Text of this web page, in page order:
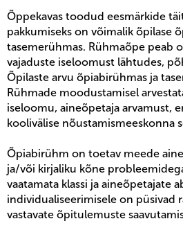
Õppekavas toodud eesmärkide
pakkumiseks on võimalik õpilase
tasemerühmas. Rühmaõpe peab
vajaduste iseloomust lähtudes,
Õpilaste arvu õpiabirühmas ja
Rühmade moodustamisel
iseloomu, aineõpetaja arvamust,
koolivälise nõustamismeeskonna
Õpiabirühm on toetav meede
ja/või kirjaliku kõne
vaatamata klassi ja aineõpetajate
individualiseerimisele on püsivad
vastavate õpitulemuste